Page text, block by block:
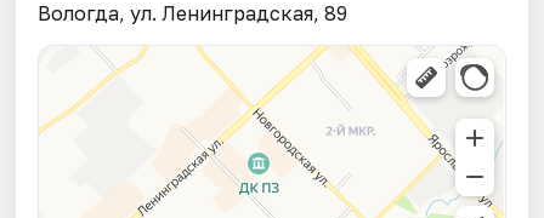
Вологда, ул. Ленинградская, 89